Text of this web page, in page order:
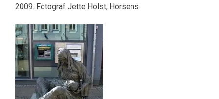
2009. Fotograf Jette Holst, Horsens